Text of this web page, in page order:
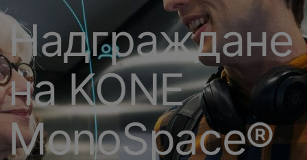
Надграждане
на KONE
MonoSpace®